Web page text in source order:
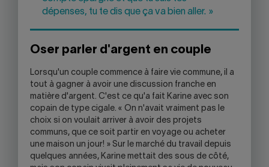
dépenses, tu te dis que ça va bien aller. »
Oser parler d'argent en couple
Lorsqu'un couple commence à faire vie commune, il a
tout à gagner à avoir une discussion franche en
matière d'argent. C'est ce qu'a fait Karine avec son
copain de type cigale. « On n'avait vraiment pas le
choix si on voulait arriver à avoir des projets
communs, que ce soit partir en voyage ou acheter
une maison un jour! » Sur le marché du travail depuis
quelques années, Karine mettait des sous de côté,